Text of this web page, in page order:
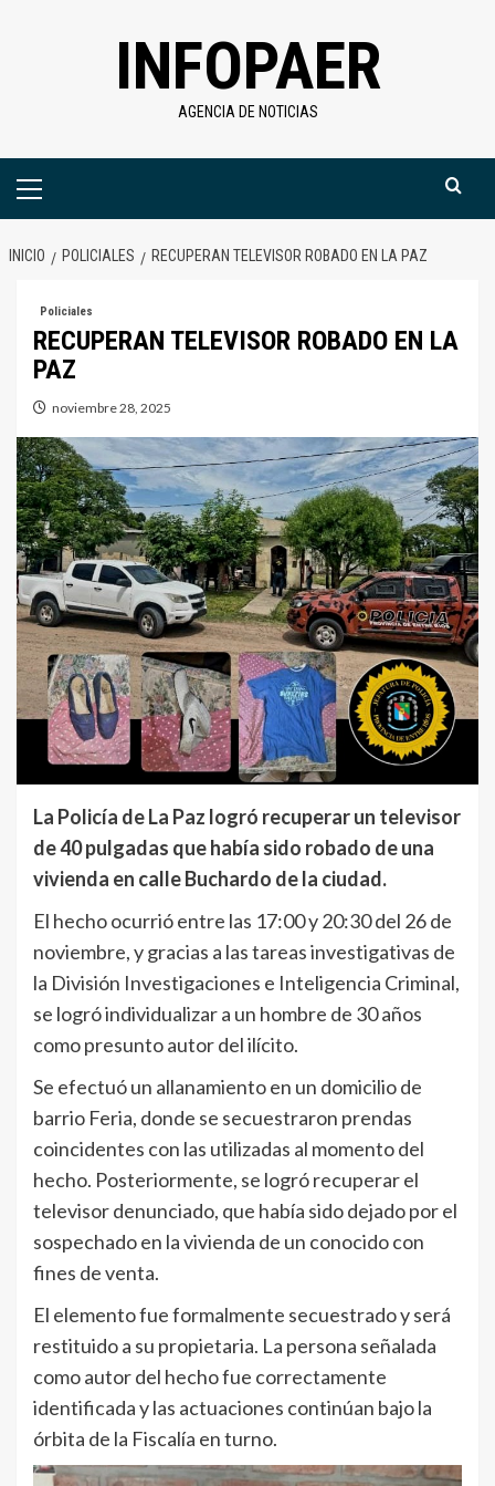
INFOPAER
AGENCIA DE NOTICIAS
Menú
INICIO POLICIALES RECUPERAN TELEVISOR ROBADO EN LA PAZ
Policiales
RECUPERAN TELEVISOR ROBADO EN LA
PAZ
noviembre 28, 2025
La Policía de La Paz logró recuperar un televisor
de 40 pulgadas que había sido robado de una
vivienda en calle Buchardo de la ciudad.
El hecho ocurrió entre las 17:00 y 20:30 del 26 de
noviembre, y gracias a las tareas investigativas de
la División Investigaciones e Inteligencia Criminal,
se logró individualizar a un hombre de 30 años
como presunto autor del ilícito.
Se efectuó un allanamiento en un domicilio de
barrio Feria, donde se secuestraron prendas
coincidentes con las utilizadas al momento del
hecho. Posteriormente, se logró recuperar el
televisor denunciado, que había sido dejado por el
sospechado en la vivienda de un conocido con
fines de venta.
El elemento fue formalmente secuestrado y será
restituido a su propietaria. La persona señalada
como autor del hecho fue correctamente
identificada y las actuaciones continúan bajo la
órbita de la Fiscalía en turno.